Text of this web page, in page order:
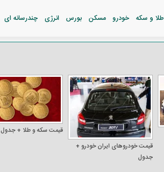
طلا و سکه خودرو مسکن بورس انرژی چندرسانه ای
قیمت خودرو‌های ایران خودرو +
جدول
قیمت سکه و طلا + جدول